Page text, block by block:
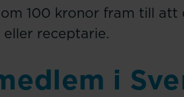
100 kronor fram till att
receptarie.
i